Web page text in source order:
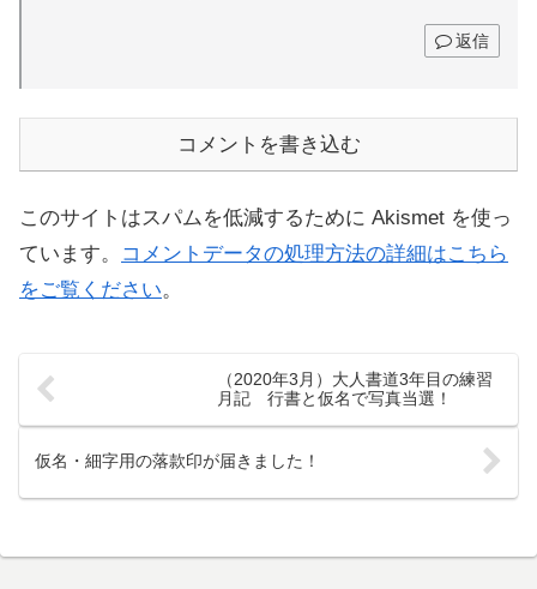
返信
コメントを書き込む
このサイトはスパムを低減するために Akismet を使っ
ています。
コメントデータの処理方法の詳細はこちら
をご覧ください。
（2020年3月）大人書道3年目の練習
月記 行書と仮名で写真当選！
仮名・細字用の落款印が届きました！